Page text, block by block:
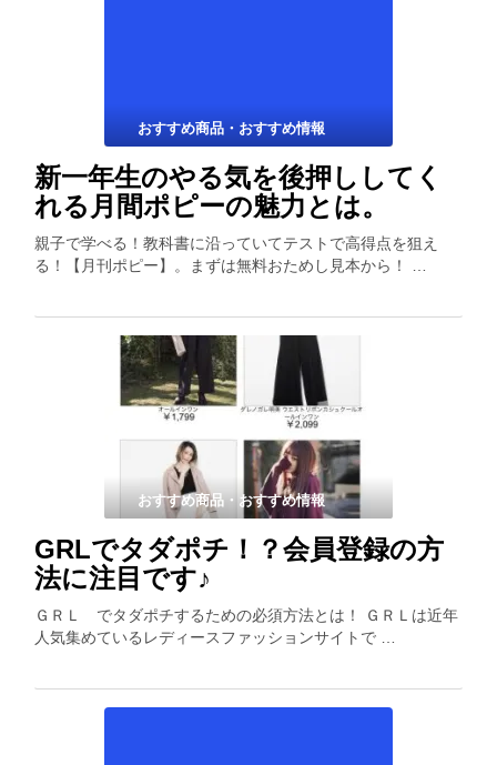
おすすめ商品・おすすめ情報
新一年生のやる気を後押ししてく
れる月間ポピーの魅力とは。
親子で学べる！教科書に沿っていてテストで高得点を狙え
る！【月刊ポピー】。まずは無料おためし見本から！ …
おすすめ商品・おすすめ情報
GRLでタダポチ！？会員登録の方
法に注目です♪
ＧＲＬ でタダポチするための必須方法とは！ ＧＲＬは近年
人気集めているレディースファッションサイトで …